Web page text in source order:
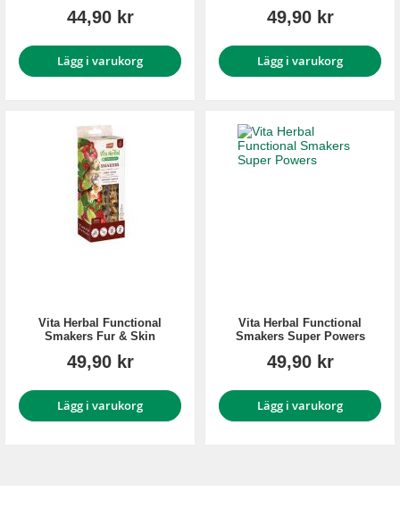
44,90 kr
Lägg i varukorg
49,90 kr
Lägg i varukorg
Vita Herbal Functional
Smakers Fur & Skin
49,90 kr
Lägg i varukorg
Vita Herbal Functional
Smakers Super Powers
49,90 kr
Lägg i varukorg